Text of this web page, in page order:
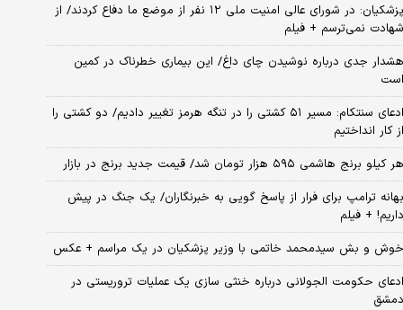
پزشکیان: در شورای عالی امنیت ملی ۱۲ نفر از موضع ما دفاع کردند/ از
شهادت نمی‌ترسم + فیلم
هشدار جدی درباره نوشیدن چای داغ/ این بیماری خطرناک در کمین
است
ادعای سنتکام: مسیر ۵۱ کشتی را در تنگه هرمز تغییر دادیم/ دو کشتی را
از کار انداختیم
هر کیلو برنج هاشمی ۵۹۵ هزار تومان شد/ قیمت جدید برنج در بازار
بهانه ترامپ برای فرار از پاسخ گویی به خبرنگاران/ یک جنگ در پیش
داریم! + فیلم
خوش و بش سیدمحمد خاتمی با وزیر پزشکیان در یک مراسم + عکس
ادعای حکومت الجولانی درباره خنثی سازی یک عملیات تروریستی در
دمشق